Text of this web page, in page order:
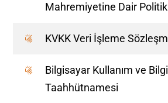
Mahremiyetine Dair
KVKK Veri İşleme
Bilgisayar Kullanım ve
Taahhütnamesi